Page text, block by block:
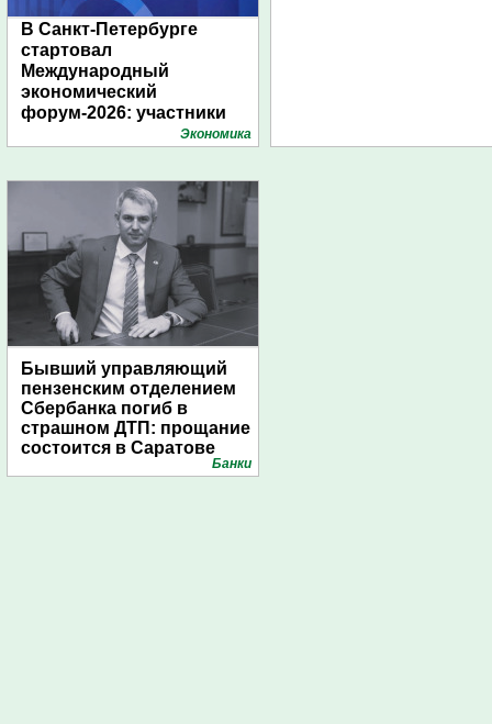
В Санкт-Петербурге
стартовал
Международный
экономический
форум-2026: участники
подготовили креативные
Экономика
Бывший управляющий
пензенским отделением
Сбербанка погиб в
страшном ДТП: прощание
состоится в Саратове
Банки